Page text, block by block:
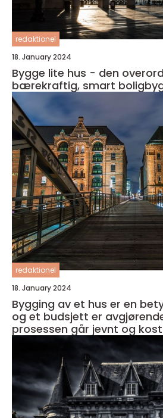
redaktionel
18. January 2024
Bygge lite hus - den
bærekraftig, smart
redaktionel
18. January 2024
Bygging av et hus er en
og et budsjett er
prosessen går jevnt og
under kontroll